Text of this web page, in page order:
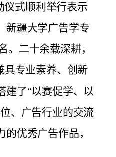
仪式顺利举行表示
新疆大学广告学专
。二十余载深耕，
具专业素养、创新
建了“以赛促学、以
、广告行业的交流
优秀广告作品，